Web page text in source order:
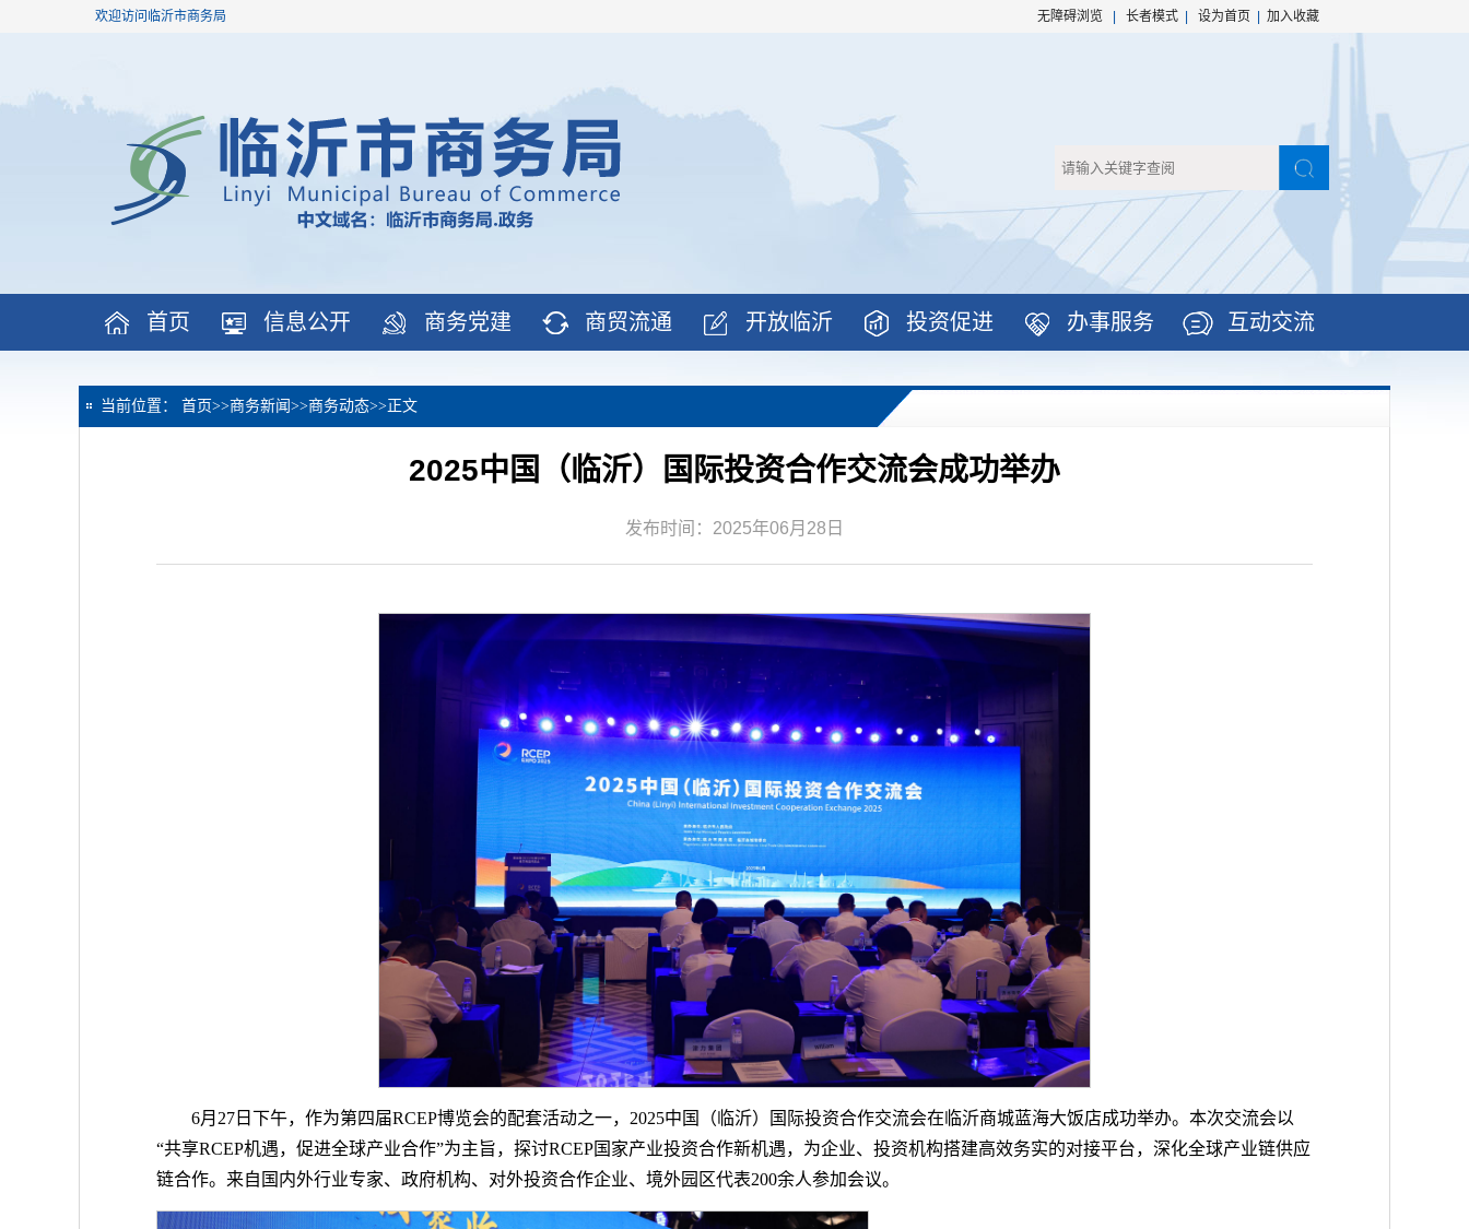
欢迎访问临沂市商务局 无障碍浏览 长者模式 设为首页 加入收藏
首页 信息公开 商务党建 商贸流通 开放临沂 投资促进 办事服务 互动交流
当前位置： 首页>>商务新闻 >>商务动态>>正文
2025中国（临沂）国际投资合作交流会成功举办
发布时间：2025年06月28日
6月27日下午，作为第四届RCEP博览会的配套活动之一，2025中国（临沂）国际投资合作交流会在临沂商城蓝海大饭店成功举办。本次交流会以
“共享RCEP机遇，促进全球产业合作”为主旨，探讨RCEP国家产业投资合作新机遇，为企业、投资机构搭建高效务实的对接平台，深化全球产业链供应
链合作。来自国内外行业专家、政府机构、对外投资合作企业、境外园区代表200余人参加会议。